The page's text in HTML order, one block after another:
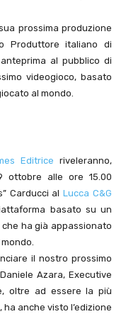
prossima produzione
Produttore italiano di
al pubblico di
videogioco, basato
al mondo.
Editrice riveleranno,
ottobre alle ore 15.00
Carducci alLucca C&G
basato su un
ha già appassionato
il nostro prossimo
Azara, Executive
oltre ad essere la più
anche visto l’edizione